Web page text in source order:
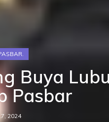
Buya
Pasbar
2024